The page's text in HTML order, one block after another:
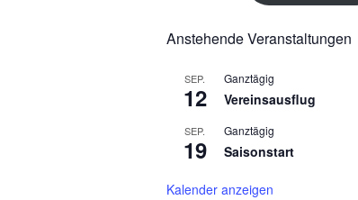
Anstehende Veranstaltungen
SEP.
12
Ganztägig
Vereinsausflug
SEP.
19
Ganztägig
Saisonstart
Kalender anzeigen